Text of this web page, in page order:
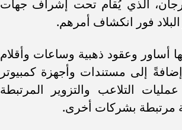
الذي يُقام تحت إشراف جهات
فور انكشاف أمرهم.
أساور وعقود ذهبية وساعات وأقلام
إلى مستندات وأجهزة كمبيوتر
التلاعب والتزوير المرتبطة
مرتبطة بشركات أخرى.